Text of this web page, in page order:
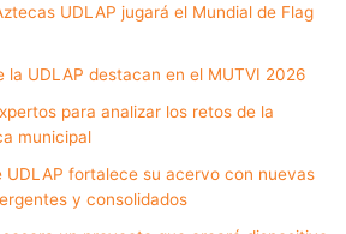
UDLAP jugará el Mundial de Flag
la UDLAP destacan en el MUTVI 2026
para analizar los retos de la
municipal
UDLAP fortalece su acervo con nuevas
y consolidados